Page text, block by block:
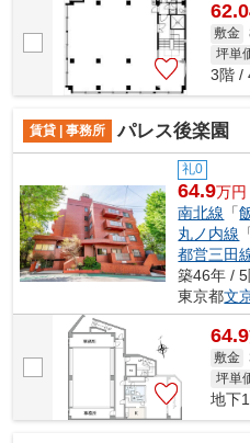
敷金
坪単
3階 /
賃貸 | 事務所 パレス後楽園
礼0
64.9万円
南北線 「
丸ノ内線
都営三田
築46年 /
東京都文
64.9
敷金
坪単
地下